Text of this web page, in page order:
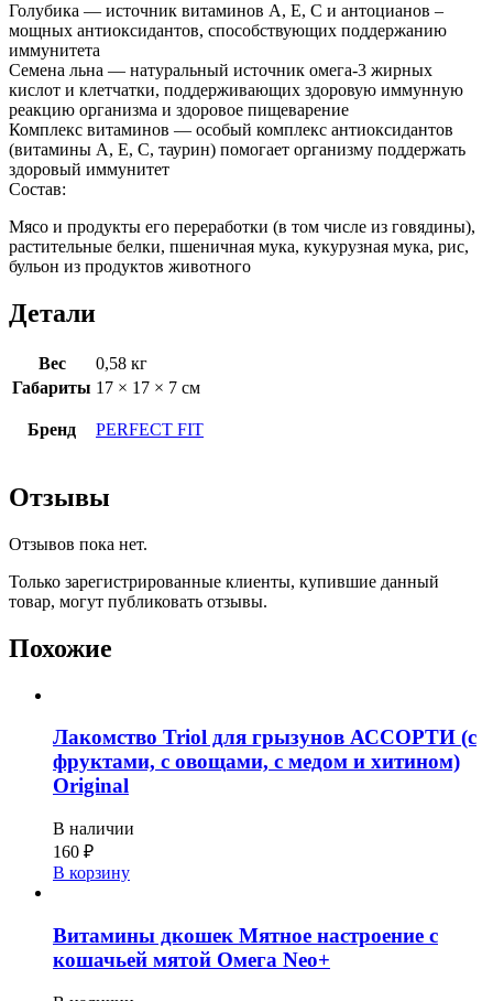
Голубика — источник витаминов A, E, C и антоцианов –
мощных антиоксидантов, способствующих поддержанию
иммунитета
Семена льна — натуральный источник омега-3 жирных
кислот и клетчатки, поддерживающих здоровую иммунную
реакцию организма и здоровое пищеварение
Комплекс витаминов — особый комплекс антиоксидантов
(витамины A, E, C, таурин) помогает организму поддержать
здоровый иммунитет
Состав:
Мясо и продукты его переработки (в том числе из говядины),
растительные белки, пшеничная мука, кукурузная мука, рис,
бульон из продуктов животного
Детали
Вес
0,58 кг
Габариты 17 × 17 × 7 см
Бренд PERFECT FIT
Отзывы
Отзывов пока нет.
Только зарегистрированные клиенты, купившие данный
товар, могут публиковать отзывы.
Похожие
Лакомство Triol для грызунов АССОРТИ (с
фруктами, с овощами, с медом и хитином)
Original
В наличии
160 ₽
В корзину
Витамины дкошек Мятное настроение с
кошачьей мятой Омега Neo+